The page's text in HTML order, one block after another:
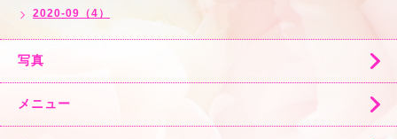
2020-09（4）
写真
メニュー